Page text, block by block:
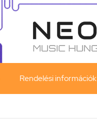
Rendelési információk